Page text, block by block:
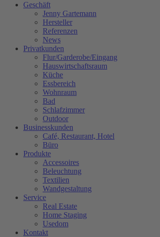
Geschäft
Jenny Gartemann
Hersteller
Referenzen
News
Privatkunden
Flur/Garderobe/Eingang
Hauswirtschaftsraum
Küche
Essbereich
Wohnraum
Bad
Schlafzimmer
Outdoor
Businesskunden
Café, Restaurant, Hotel
Büro
Produkte
Accessoires
Beleuchtung
Textilien
Wandgestaltung
Service
Real Estate
Home Staging
Usedom
Kontakt